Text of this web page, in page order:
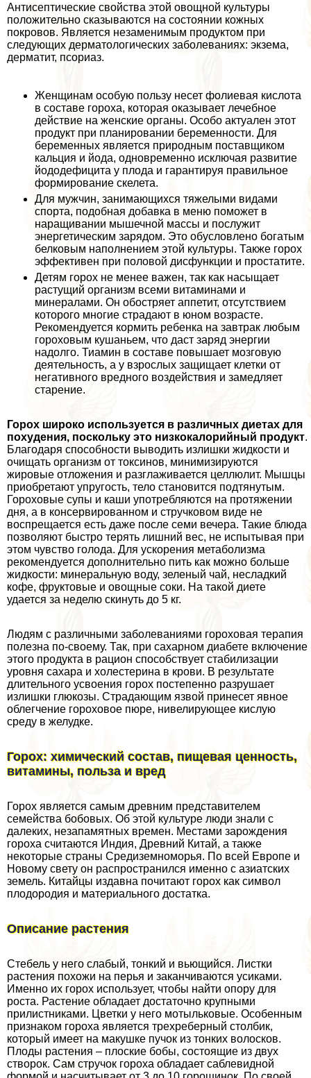
Антисептические свойства этой овощной культуры
положительно сказываются на состоянии кожных
покровов. Является незаменимым продуктом при
следующих дерматологических заболеваниях: экзема,
дерматит, псориаз.
Женщинам особую пользу несет фолиевая кислота
в составе гороха, которая оказывает лечебное
действие на женские органы. Особо актуален этот
продукт при планировании беременности. Для
беременных является природным поставщиком
кальция и йода, одновременно исключая развитие
йододефицита у плода и гарантируя правильное
формирование скелета.
Для мужчин, занимающихся тяжелыми видами
спорта, подобная добавка в меню поможет в
наращивании мышечной массы и послужит
энергетическим зарядом. Это обусловлено богатым
белковым наполнением этой культуры. Также горох
эффективен при пoлoвoй дисфункции и пpocтатите.
Детям горох не менее важен, так как насыщает
растущий организм всеми витаминами и
минералами. Он обостряет аппетит, отсутствием
которого многие страдают в юном возрасте.
Рекомендуется кормить ребенка на завтpaк любым
гороховым кушаньем, что даст заряд энергии
надолго. Тиамин в составе повышает мозговую
деятельность, а у взрослых защищает клетки от
негативного вредного воздействия и замедляет
старение.
Горох широко используется в различных диетах для
похудения, поскольку это низкокалорийный продукт.
Благодаря способности выводить излишки жидкости и
очищать организм от токсинов, минимизируются
жировые отложения и разглаживается целлюлит. Мышцы
приобретают упругость, тело становится подтянутым.
Гороховые супы и каши употрeбляются на протяжении
дня, а в консервированном и стручковом виде не
воспрещается есть даже после семи вечера. Такие блюда
позволяют быстро терять лишний вес, не испытывая при
этом чувство голода. Для ускорения метаболизма
рекомендуется дополнительно пить как можно больше
жидкости: минеральную воду, зеленый чай, несладкий
кофе, фруктовые и овощные соки. На такой диете
удается за неделю скинуть до 5 кг.
Людям с различными заболеваниями гороховая терапия
полезна по-своему. Так, при сахарном диабете включение
этого продукта в рацион способствует стабилизации
уровня сахара и холестерина в крови. В результате
длительного усвоения горох постепенно разрушает
излишки глюкозы. Страдающим язвой принесет явное
облегчение гороховое пюре, нивелирующее кислую
среду в желудке.
Горох: химический состав, пищевая ценность,
витамины, польза и вред
Горох является самым древним представителем
семейства бобовых. Об этой культуре люди знали с
далеких, незапамятных времен. Местами зарождения
гороха считаются Индия, Древний Китай, а также
некоторые страны Средиземноморья. По всей Европе и
Новому свету он распространился именно с азиатских
земель. Китайцы издавна почитают горох как символ
плодородия и материального достатка.
Описание растения
Стебель у него слабый, тонкий и вьющийся. Листки
растения похожи на перья и заканчиваются усиками.
Именно их горох использует, чтобы найти опору для
роста. Растение обладает достаточно крупными
прилистниками. Цветки у него мотыльковые. Особенным
признаком гороха является трехреберный столбик,
который имеет на макушке пучок из тонких волосков.
Плоды растения – плоские бобы, состоящие из двух
створок. Сам стручок гороха обладает саблевидной